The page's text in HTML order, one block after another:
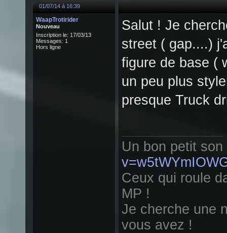
01/07/14 à 16:39
WaapTrotirider
Nouveau
Inscription le: 17/03/13
Messages: 1
Hors ligne
Salut ! Je
street ( gap....)
figure de base (
un peu plus
presque Truck
Un bon petit
Ceux qui roule
MP !
Je cherche une
vous avez !